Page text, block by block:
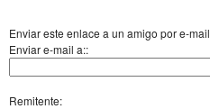
Enviar este enlace a un amigo por e-mail
Enviar e-mail a::
Remitente: